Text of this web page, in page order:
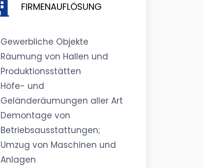
FIRMENAUFLÖSUNG
Gewerbliche Objekte
Räumung von Hallen und
Produktionsstätten
Höfe- und
Geländeräumungen aller Art
Demontage von
Betriebsausstattungen;
Umzug von Maschinen und
Anlagen